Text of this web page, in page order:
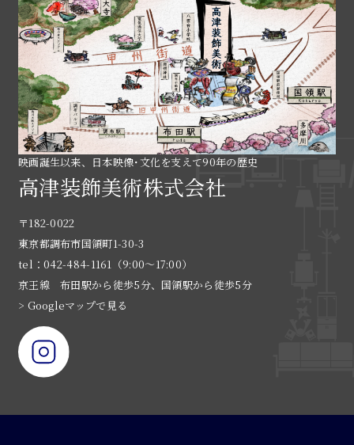
映画誕生以来、日本映像･文化を支えて90年の歴史
高津装飾美術株式会社
〒182-0022
東京都調布市国領町1-30-3
tel：042-484-1161（9:00〜17:00）
京王線 布田駅から徒歩5分、国領駅から徒歩5分
> Googleマップで見る